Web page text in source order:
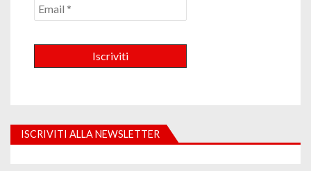
ISCRIVITI ALLA NEWSLETTER